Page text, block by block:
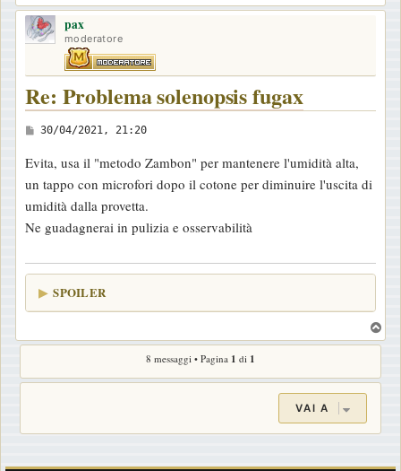
o
pax
moderatore
Re: Problema solenopsis fugax
M
s
s
a
g
i
o
30/04/2021, 21:20
Evita, usa il "metodo Zambon" per mantenere l'umidità alta,
un tappo con microfori dopo il cotone per diminuire l'uscita di
umidità dalla provetta.
Ne guadagnerai in pulizia e osservabilità
SPOILER
o
8 messaggi • Pagina 1 di 1
VAI A